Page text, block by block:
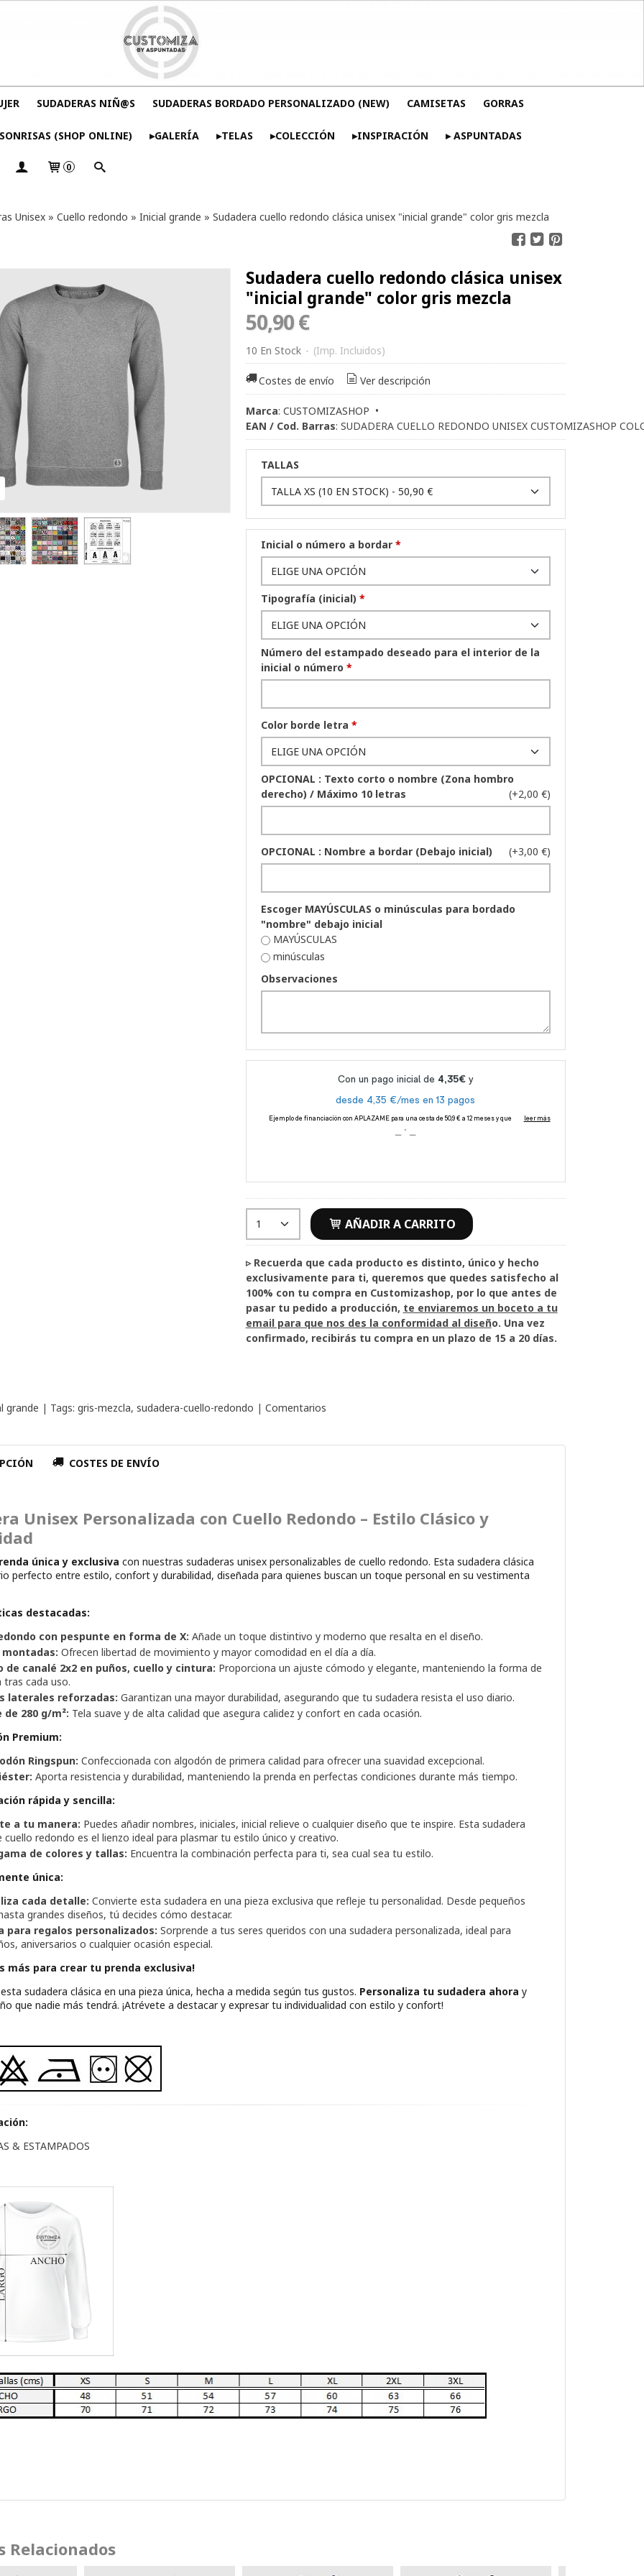
SUDADERAS NIÑ@S SUDADERAS BORDADO PERSONALIZADO (NEW) CAMISETAS GORRAS
(SHOP ONLINE) ▸GALERÍA ▸TELAS ▸COLECCIÓN ▸INSPIRACIÓN ▸ ASPUNTADAS
0
Unisex» Cuello redondo » Inicial grande » Sudadera cuello redondo clásica unisex "inicial grande" color gris mezcla
Sudadera cuello redondo clásica unisex
"inicial grande" color gris mezcla
50,90 €
10 En Stock - (Imp. Incluidos)
Costes de envío Ver descripción
Marca: CUSTOMIZASHOP •
EAN / Cod. Barras: SUDADERA CUELLO REDONDO UNISEX CUSTOMIZASHOP
TALLAS
Inicial o número a bordar *
Tipografía (inicial) *
Número del estampado deseado para el interior de la
inicial o número *
Color borde letra *
OPCIONAL : Texto corto o nombre (Zona hombro
derecho) / Máximo 10 letras
(+2,00 €)
OPCIONAL : Nombre a bordar (Debajo inicial) (+3,00 €)
Escoger MAYÚSCULAS o minúsculas para bordado
"nombre" debajo inicial
MAYÚSCULAS
minúsculas
Observaciones
AÑADIR A CARRITO
▹ Recuerda que cada producto es distinto, único y hecho
exclusivamente para ti, queremos que quedes satisfecho al
100% con tu compra en Customizashop, por lo que antes de
pasar tu pedido a producción, te enviaremos un boceto a tu
email para que nos des la conformidad al diseño. Una vez
confirmado, recibirás tu compra en un plazo de 15 a 20 días.
grande | Tags: gris-mezcla sudadera-cuello-redondo | Comentarios
COSTES DE ENVÍO
Unisex Personalizada con Cuello Redondo – Estilo Clásico y
única y exclusiva con nuestras sudaderas unisex personalizables de cuello redondo. Esta sudadera clásica
perfecto entre estilo, confort y durabilidad, diseñada para quienes buscan un toque personal en su vestimenta
destacadas:
con pespunte en forma de X: Añade un toque distintivo y moderno que resalta en el diseño.
montadas: Ofrecen libertad de movimiento y mayor comodidad en el día a día.
de canalé 2x2 en puños, cuello y cintura: Proporciona un ajuste cómodo y elegante, manteniendo la forma de
tras cada uso.
laterales reforzadas: Garantizan una mayor durabilidad, asegurando que tu sudadera resista el uso diario.
de 280 g/m²: Tela suave y de alta calidad que asegura calidez y confort en cada ocasión.
Premium:
Ringspun: Confeccionada con algodón de primera calidad para ofrecer una suavidad excepcional.
Aporta resistencia y durabilidad, manteniendo la prenda en perfectas condiciones durante más tiempo.
rápida y sencilla:
a tu manera: Puedes añadir nombres, iniciales, inicial relieve o cualquier diseño que te inspire. Esta sudadera
cuello redondo es el lienzo ideal para plasmar tu estilo único y creativo.
de colores y tallas: Encuentra la combinación perfecta para ti, sea cual sea tu estilo.
única:
cada detalle: Convierte esta sudadera en una pieza exclusiva que refleje tu personalidad. Desde pequeños
grandes diseños, tú decides cómo destacar.
para regalos personalizados: Sorprende a tus seres queridos con una sudadera personalizada, ideal para
aniversarios o cualquier ocasión especial.
más para crear tu prenda exclusiva!
sudadera clásica en una pieza única, hecha a medida según tus gustos. Personaliza tu sudadera ahora y
que nadie más tendrá. ¡Atrévete a destacar y expresar tu individualidad con estilo y confort!
& ESTAMPADOS
Relacionados